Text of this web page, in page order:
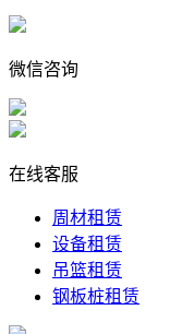
微信咨询
在线客服
周材租赁
设备租赁
吊篮租赁
钢板桩租赁